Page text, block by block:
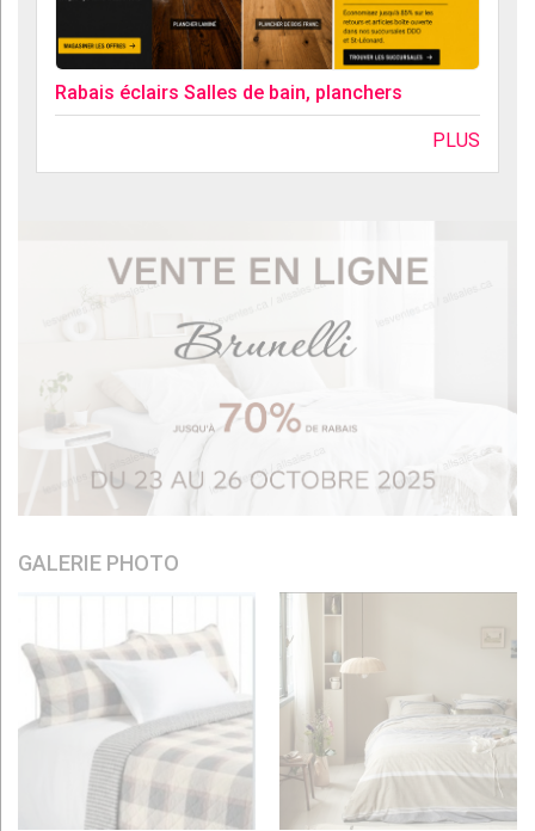
Rabais éclairs Salles de bain, planchers
PLUS
GALERIE PHOTO